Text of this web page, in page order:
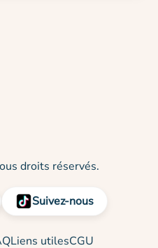
droits réservés.
Suivez-nous
Liens utilesCGU